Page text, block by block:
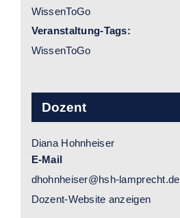
WissenToGo
Veranstaltung-Tags:
WissenToGo
Dozent
Diana Hohnheiser
E-Mail
dhohnheiser@hsh-lamprecht.de
Dozent-Website anzeigen